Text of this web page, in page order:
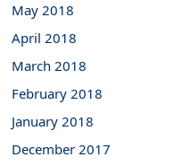
May 2018
April 2018
March 2018
February 2018
January 2018
December 2017